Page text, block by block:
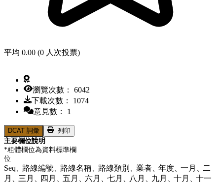
平均 0.00 (0 人次投票)
瀏覽次數： 6042
下載次數： 1074
意見數： 1
DCAT 詞彙
列印
主要欄位說明
*粗體欄位為資料標準欄
位
Seq、路線編號、路線名稱、路線類別、業者、年度、一月、二
月、三月、 四月、五月、六月、七月、八月、九月、十月、十一